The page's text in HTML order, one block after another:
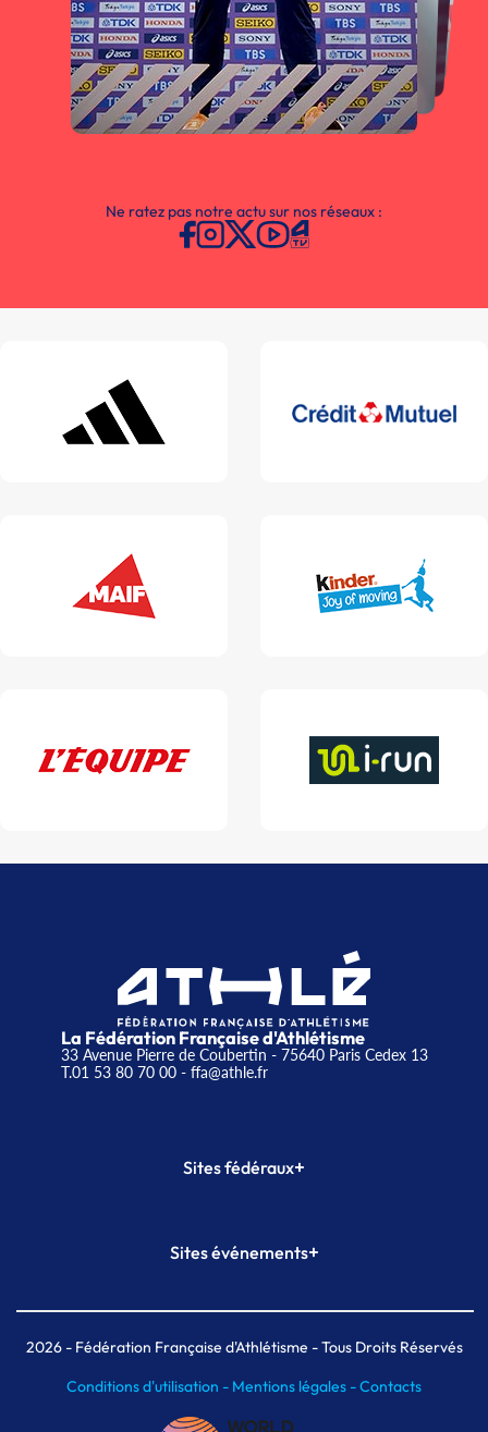
Ne ratez pas notre actu sur nos réseaux :
La Fédération Française d'Athlétisme
33 Avenue Pierre de Coubertin - 75640 Paris Cedex 13
T.01 53 80 70 00- ffa@athle.fr
Sites fédéraux+
Plateforme Formation
Sites événements+
Meeting de Paris indoor
MAIF Ekiden de Paris
2026- Fédération Française d'Athlétisme - Tous Droits Réservés
Conditions d'utilisation - Mentions légales -Contacts